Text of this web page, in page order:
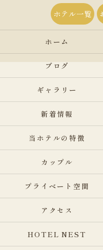
ホテル一覧
ホーム
ブログ
ギャラリー
新着情報
当ホテルの特徴
カップル
プライベート空間
アクセス
HOTEL NEST